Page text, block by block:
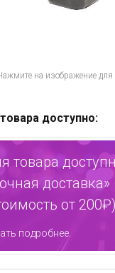
на изображение для
доступно:
товара
доставка»
от
подробнее.